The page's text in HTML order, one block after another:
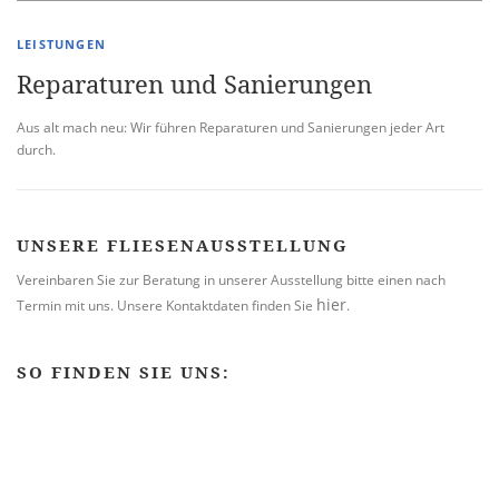
LEISTUNGEN
Reparaturen und Sanierungen
Aus alt mach neu: Wir führen Reparaturen und Sanierungen jeder Art
durch.
UNSERE FLIESENAUSSTELLUNG
Vereinbaren Sie zur Beratung in unserer Ausstellung bitte einen nach
Termin mit uns. Unsere Kontaktdaten finden Sie hier.
SO FINDEN SIE UNS: